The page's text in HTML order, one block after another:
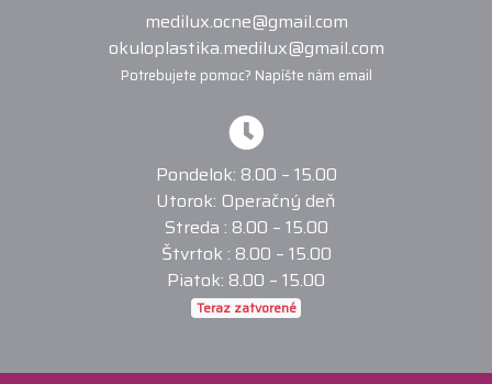
medilux.ocne@gmail.com
okuloplastika.medilux@gmail.com
Potrebujete pomoc? Napíšte nám email
Pondelok: 8.00 – 15.00
Utorok: Operačný deň
Streda : 8.00 – 15.00
Štvrtok : 8.00 – 15.00
Piatok: 8.00 – 15.00
Teraz zatvorené